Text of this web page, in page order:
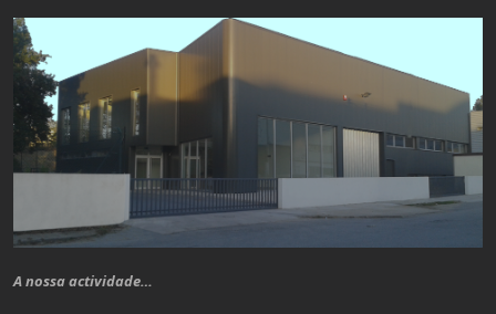
A nossa actividade…